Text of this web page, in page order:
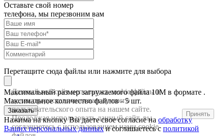
Оставьте свой номер
телефона, мы перезвоним вам
Перетащите сюда файлы или нажмите для выбора
Максимальный размер загружаемого файла 10M в формате .
Максимальное количество файлов - 5 шт.
Заказать
Нажима на кнопку Вы даете свое согласие на обработку
Ваших персональных данныхи соглашаетесь с политикой
Данный веб-сайт использует cookie-файлы в
целях предоставления вам лучшего
пользовательского опыта на нашем сайте.
Продолжая использовать данный сайт, вы
соглашаетесь с использованием нами cookie-
Принять